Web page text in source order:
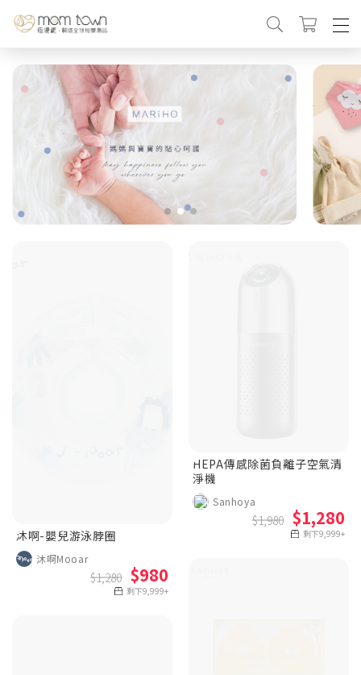
沐啊-嬰兒游泳脖圈
沐啊Mooar
$980
$1,280
剩下9,999+
HEPA傳感除菌負離子空氣清
淨機
Sanhoya
$1,280
$1,980
剩下9,999+